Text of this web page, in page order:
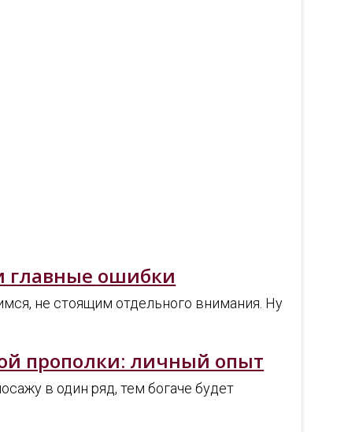
главные ошибки
не стоящим отдельного внимания. Ну
прополки: личный опыт
в один ряд, тем богаче будет